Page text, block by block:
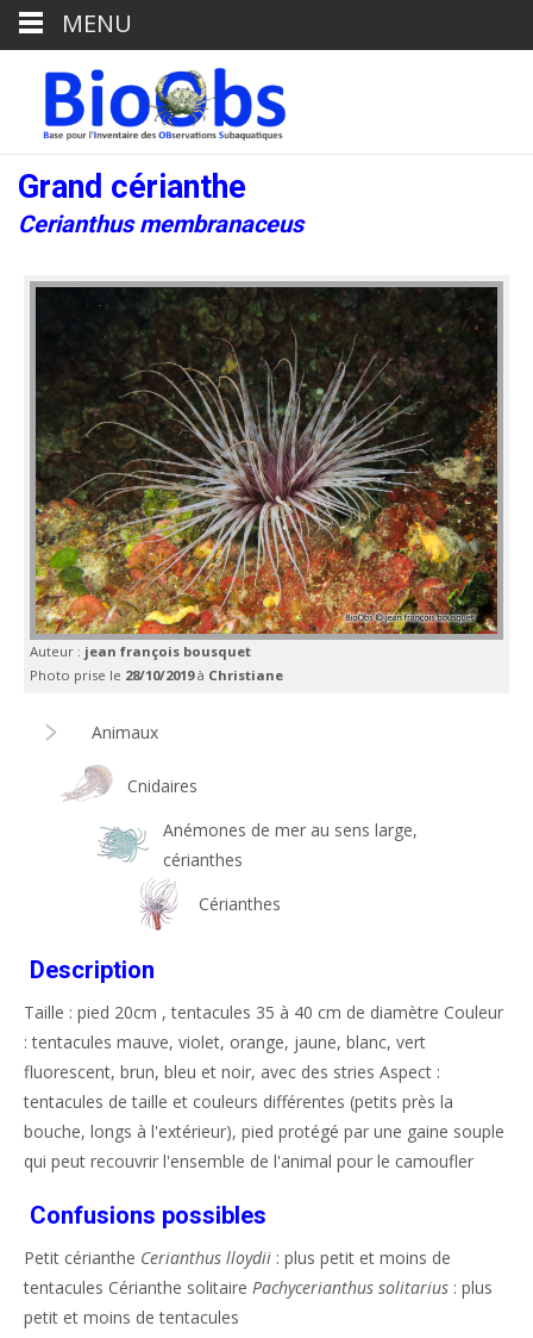
Grand cérianthe
Cerianthus membranaceus
Auteur : jean françois bousquet
Photo prise le 28/10/2019à Christiane
Animaux
Cnidaires
Anémones de mer au sens large,
cérianthes
Cérianthes
Description
Taille : pied 20cm , tentacules 35 à 40 cm de diamètre Couleur
: tentacules mauve, violet, orange, jaune, blanc, vert
fluorescent, brun, bleu et noir, avec des stries Aspect :
tentacules de taille et couleurs différentes (petits près la
bouche, longs à l'extérieur), pied protégé par une gaine souple
qui peut recouvrir l'ensemble de l'animal pour le camoufler
Confusions possibles
Petit cérianthe Cerianthus lloydii : plus petit et moins de
tentacules Cérianthe solitaire Pachycerianthus solitarius : plus
petit et moins de tentacules
MENU